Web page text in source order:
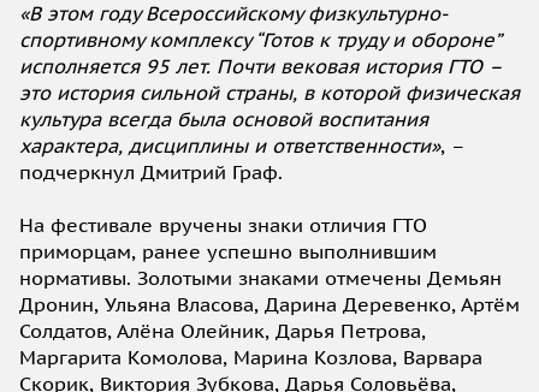
«В этом году Всероссийскому физкультурно-
спортивному комплексу “Готов к труду и обороне”
исполняется 95 лет. Почти вековая история ГТО –
это история сильной страны, в которой физическая
культура всегда была основой воспитания
характера, дисциплины и ответственности», –
подчеркнул Дмитрий Граф.
На фестивале вручены знаки отличия ГТО
приморцам, ранее успешно выполнившим
нормативы. Золотыми знаками отмечены Демьян
Дронин, Ульяна Власова, Дарина Деревенко, Артём
Солдатов, Алёна Олейник, Дарья Петрова,
Маргарита Комолова, Марина Козлова, Варвара
Скорик, Виктория Зубкова, Дарья Соловьёва,